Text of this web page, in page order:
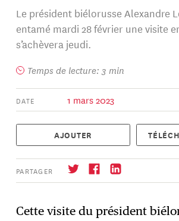
Le président biélorusse Alexandre
entamé mardi 28 février une visite
s’achèvera jeudi.
Temps de lecture: 3 min
DATE 1 mars 2023
AJOUTER
PARTAGER
Cette visite du président